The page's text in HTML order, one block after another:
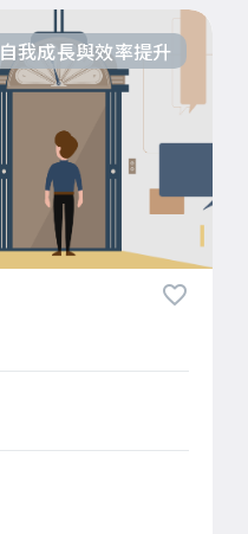
自我成長與效率提升